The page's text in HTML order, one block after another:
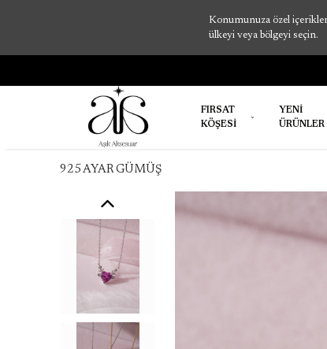
Konumunuza özel
ülkeyi veya bölgeyi seçin.
FIRSAT
KÖŞESİ
YENİ
ÜRÜNLER
925 AYAR GÜMÜŞ